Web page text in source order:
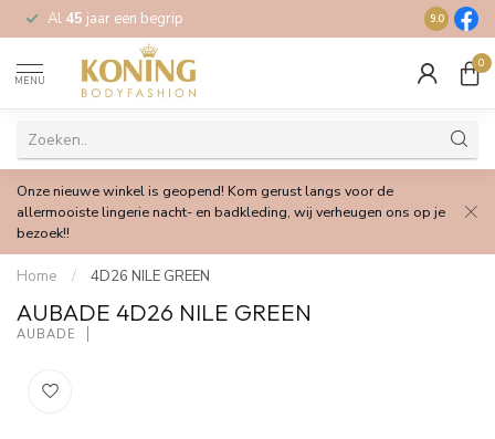
Al 45 jaar een begrip Gratis
9.0
MENU
0
Onze nieuwe winkel is geopend! Kom gerust langs voor de
allermooiste lingerie nacht- en badkleding, wij verheugen ons op je
bezoek!!
Home / 4D26 NILE GREEN
AUBADE 4D26 NILE GREEN
AUBADE